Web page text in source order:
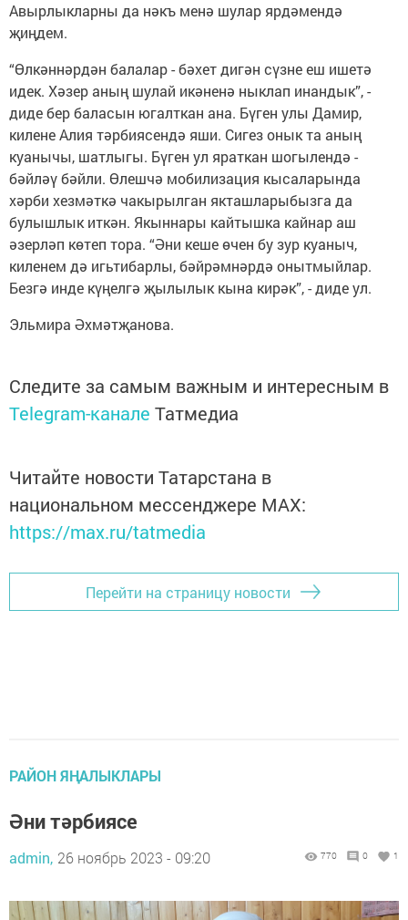
Авырлыкларны да нәкъ менә шулар ярдәмендә
җиңдем.
“Өлкәннәрдән балалар - бәхет дигән сүзне еш ишетә
идек. Хәзер аның шулай икәненә ныклап инандык”, -
диде бер баласын югалткан ана. Бүген улы Дамир,
килене Алия тәрбиясендә яши. Сигез онык та аның
куанычы, шатлыгы. Бүген ул яраткан шогылендә -
бәйләү бәйли. Өлешчә мобилизация кысаларында
хәрби хезмәткә чакырылган якташларыбызга да
булышлык иткән. Якыннары кайтышка кайнар аш
әзерләп көтеп тора. “Әни кеше өчен бу зур куаныч,
киленем дә игьтибарлы, бәйрәмнәрдә онытмыйлар.
Безгә инде күңелгә җылылык кына кирәк”, - диде ул.
Эльмира Әхмәтҗанова.
Следите за самым важным и интересным в
Telegram-канале Татмедиа
Читайте новости Татарстана в
национальном мессенджере MАХ:
https://max.ru/tatmedia
Перейти на страницу новости
РАЙОН ЯҢАЛЫКЛАРЫ
Әни тәрбиясе
admin, 26 ноябрь 2023 - 09:20 770 0 1